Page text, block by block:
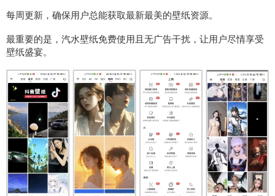
每周更新，确保用户总能获取最新最美的壁纸资源。
最重要的是，汽水壁纸免费使用且无广告干扰，让用户尽情享受
壁纸盛宴。